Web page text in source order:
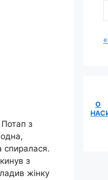
з
спиралася.
з
жінку
О
НАС